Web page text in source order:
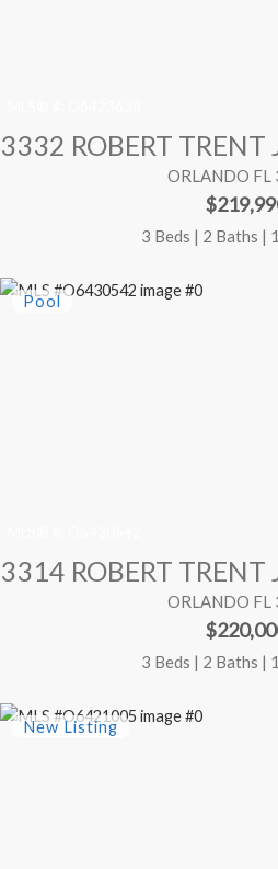
ORLANDO FL
3 Beds | 2 Baths |
ORLANDO FL
3 Beds | 2 Baths |